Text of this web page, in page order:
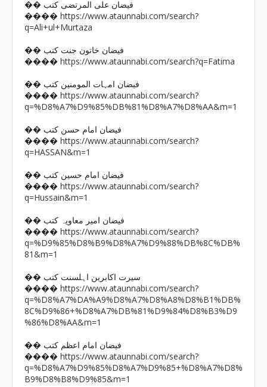
�� فیضان علی المرتضی کتب
���� https://www.ataunnabi.com/search?
q=Ali+ul+Murtaza
�� فیضان خاتون جنت کتب
���� https://www.ataunnabi.com/search?q=Fatima
�� فیضان امہات المومنین کتب
���� https://www.ataunnabi.com/search?
q=%D8%A7%D9%85%DB%81%D8%A7%D8%AA&m=1
�� فیضان امام حسن کتب
���� https://www.ataunnabi.com/search?
q=HASSAN&m=1
�� فیضان امام حسین کتب
���� https://www.ataunnabi.com/search?
q=Hussain&m=1
�� فیضان امیر معاویہ کتب
���� https://www.ataunnabi.com/search?
q=%D9%85%D8%B9%D8%A7%D9%88%DB%8C%DB%
81&m=1
�� سیرت اکابرین اہلسنت کتب
���� https://www.ataunnabi.com/search?
q=%D8%A7%DA%A9%D8%A7%D8%A8%D8%B1%DB%
8C%D9%86+%D8%A7%DB%81%D9%84%D8%B3%D9
%86%D8%AA&m=1
�� فیضان امام اعظم کتب
���� https://www.ataunnabi.com/search?
q=%D8%A7%D9%85%D8%A7%D9%85+%D8%A7%D8%
B9%D8%B8%D9%85&m=1